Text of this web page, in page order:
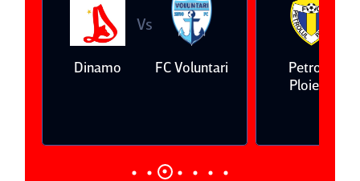
Dinamo
Vs
FC Voluntari
Petrolul
Ploieşti